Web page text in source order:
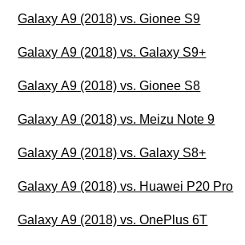
Galaxy A9 (2018) vs. Gionee S9
Galaxy A9 (2018) vs. Galaxy S9+
Galaxy A9 (2018) vs. Gionee S8
Galaxy A9 (2018) vs. Meizu Note 9
Galaxy A9 (2018) vs. Galaxy S8+
Galaxy A9 (2018) vs. Huawei P20 Pro
Galaxy A9 (2018) vs. OnePlus 6T